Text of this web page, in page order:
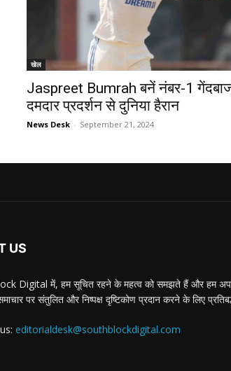
खेल
Jaspreet Bumrah बनें नंबर-1
दमदार प्रदर्शन से दुनिया हैरान
News Desk - September 21, 2024
US
Digital में, हम सूचित रहने के महत्व को समझते हैं और हम
पर संतुलित और निष्पक्ष दृष्टिकोण प्रदान करने के लिए
editorialdesk@southblockdigital.com